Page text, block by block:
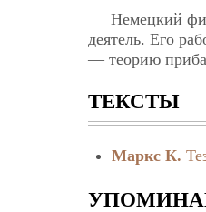
Немецкий
деятель. Его
— теорию
ТЕКСТЫ
Маркс К.